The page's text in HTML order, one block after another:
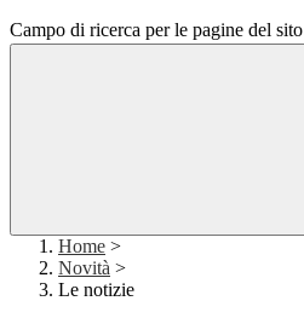
Campo di ricerca per le pagine del sito
Home >
Novità >
Le notizie